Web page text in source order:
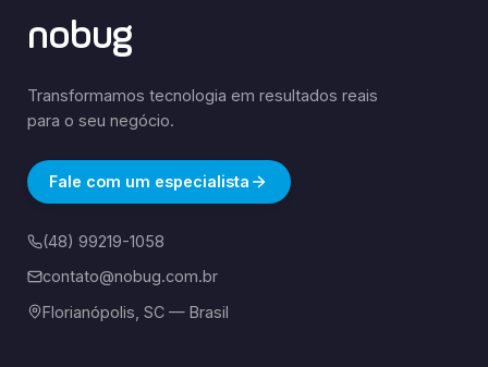
nobug
Transformamos tecnologia em resultados reais
para o seu negócio.
Fale com um especialista
(48) 99219-1058
contato@nobug.com.br
Florianópolis, SC — Brasil